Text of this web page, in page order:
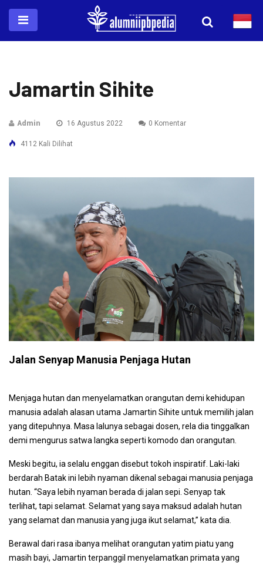
Jamartin Sihite
Admin 16 Agustus 2022 0 Komentar
4112 Kali Dilihat
Jalan Senyap Manusia Penjaga Hutan
Menjaga hutan dan menyelamatkan orangutan demi kehidupan
manusia adalah alasan utama Jamartin Sihite untuk memilih jalan
yang ditepuhnya. Masa lalunya sebagai dosen, rela dia tinggalkan
demi mengurus satwa langka seperti komodo dan orangutan.
Meski begitu, ia selalu enggan disebut tokoh inspiratif. Laki-laki
berdarah Batak ini lebih nyaman dikenal sebagai manusia penjaga
hutan. “Saya lebih nyaman berada di jalan sepi. Senyap tak
terlihat, tapi selamat. Selamat yang saya maksud adalah hutan
yang selamat dan manusia yang juga ikut selamat,” kata dia.
Berawal dari rasa ibanya melihat orangutan yatim piatu yang
masih bayi, Jamartin terpanggil menyelamatkan primata yang